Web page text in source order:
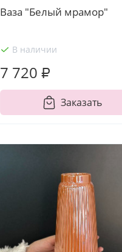
Ваза "Белый мрамор"
В наличии
7 720 ₽
Заказать